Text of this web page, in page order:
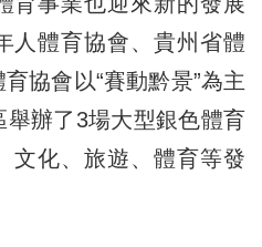
人體育協會、貴州省體
協會以“賽動黔景”為主
辦了3場大型銀色體育
文化、旅遊、體育等發